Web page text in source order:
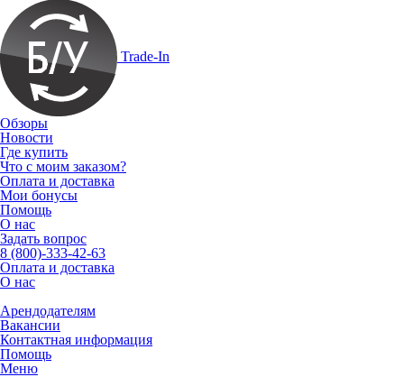
Trade-In
Обзоры
Новости
Где купить
Что с моим заказом?
Оплата и доставка
Мои бонусы
Помощь
О нас
Задать вопрос
8 (800)-333-42-63
Оплата и доставка
О нас
Арендодателям
Вакансии
Контактная информация
Помощь
Меню